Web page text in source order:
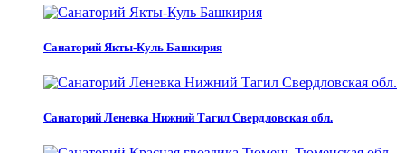
Санаторий Якты-Куль Башкирия
Санаторий Леневка Нижний Тагил Свердловская обл.